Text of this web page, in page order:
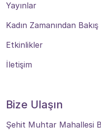
Yayınlar
Kadın Zamanından Bakış
Etkinlikler
İletişim
Bize Ulaşın
Şehit Muhtar Mahallesi